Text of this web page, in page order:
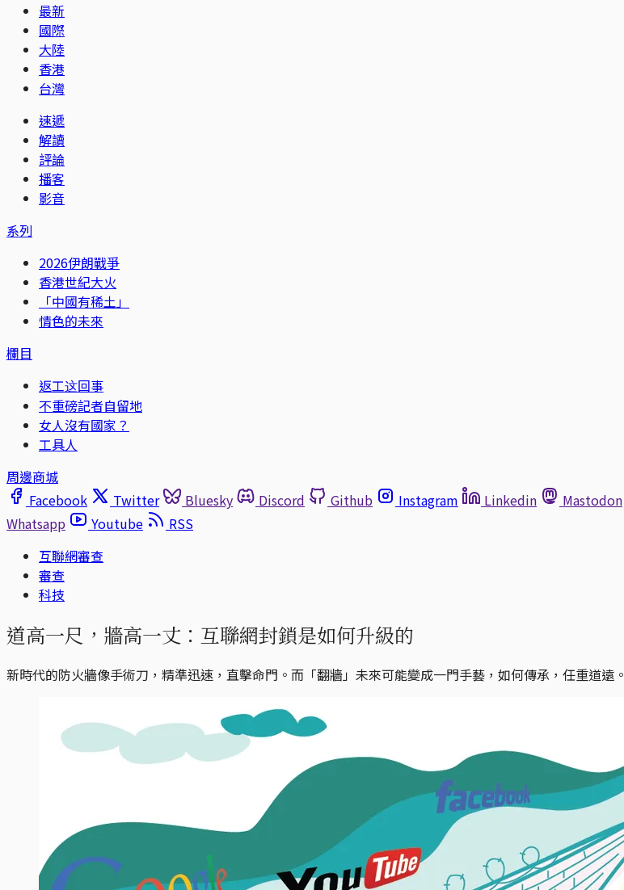
最新
國際
大陸
香港
台灣
速遞
解讀
評論
播客
影音
系列
2026伊朗戰爭
香港世紀大火
「中國有稀土」
情色的未來
欄目
返工这回事
不重磅記者自留地
女人沒有國家？
工具人
周邊商城
Facebook
Twitter Bluesky Discord Github Instagram Linkedin Mastodon
Whatsapp
Youtube
RSS
互聯網審查
審查
科技
道高一尺，牆高一丈：互聯網封鎖是如何升級的
新時代的防火牆像手術刀，精準迅速，直擊命門。而「翻牆」未來可能變成一門手藝，如何傳承，任重道遠。